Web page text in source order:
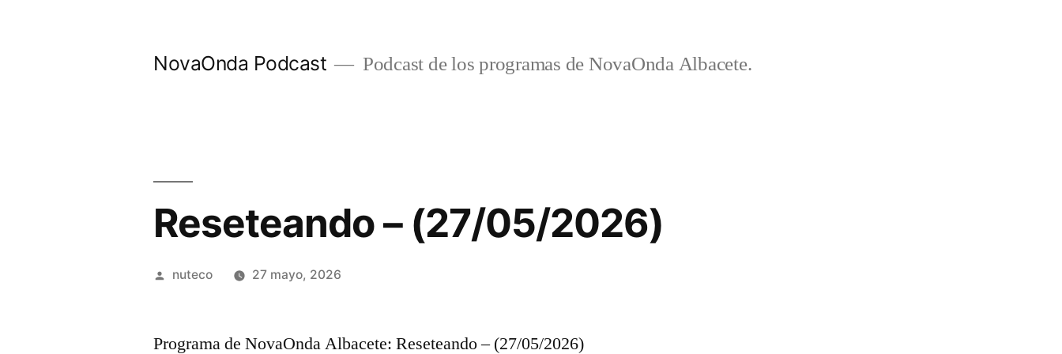
NovaOnda Podcast Podcast de los programas de NovaOnda Albacete.
Reseteando – (27/05/2026)
Publicada
nuteco 27 mayo, 2026
Programa de NovaOnda Albacete: Reseteando – (27/05/2026)